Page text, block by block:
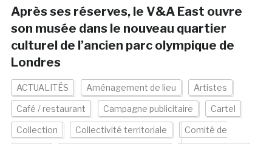
Après ses réserves, le V&A East ouvre
son musée dans le nouveau quartier
culturel de l’ancien parc olympique de
Londres
ACTUALITÉS Aménagement de lieu Artistes
Café / restaurant Campagne publicitaire Cartel
Collection Collectivité territoriale Comité de